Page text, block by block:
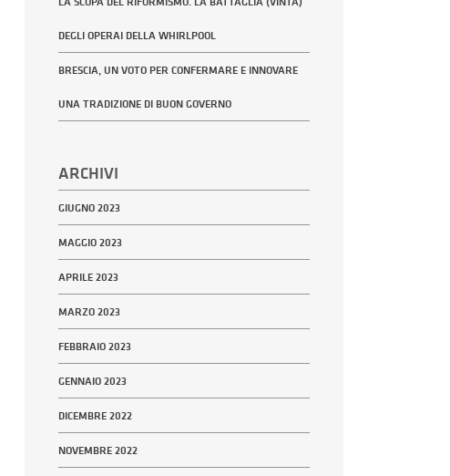
DEGLI OPERAI DELLA WHIRLPOOL
BRESCIA, UN VOTO PER CONFERMARE E INNOVARE
UNA TRADIZIONE DI BUON GOVERNO
ARCHIVI
GIUGNO 2023
MAGGIO 2023
APRILE 2023
MARZO 2023
FEBBRAIO 2023
GENNAIO 2023
DICEMBRE 2022
NOVEMBRE 2022